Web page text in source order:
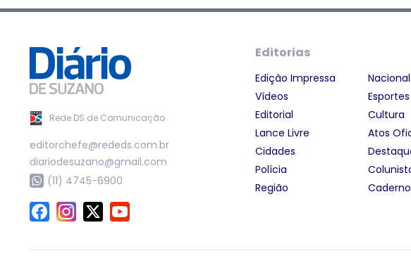
Rede DS de Comunicação
editorchefe@rededs.com.br
diariodesuzano@gmail.com
(11) 4745-6900
Editorias
Edição Impressa
Vídeos
Editorial
Lance Livre
Cidades
Polícia
Região
Nacional
Esportes
Cultura
Atos